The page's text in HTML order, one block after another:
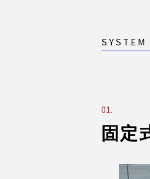
SYSTEM
01.
固定